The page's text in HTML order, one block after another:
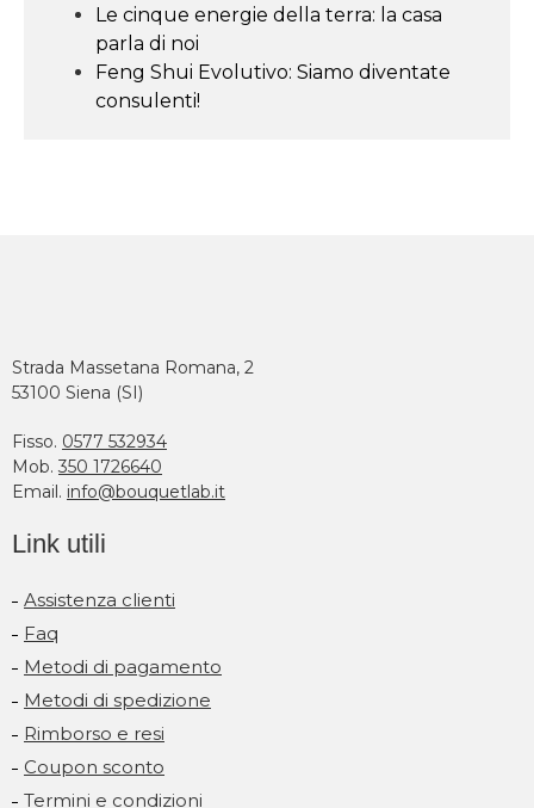
Le cinque energie della terra: la casa
parla di noi
Feng Shui Evolutivo: Siamo diventate
consulenti!
Strada Massetana Romana, 2
53100 Siena (SI)
Fisso. 0577 532934
Mob. 350 1726640
Email. info@bouquetlab.it
Link utili
Assistenza clienti
Faq
Metodi di pagamento
Metodi di spedizione
Rimborso e resi
Coupon sconto
Termini e condizioni